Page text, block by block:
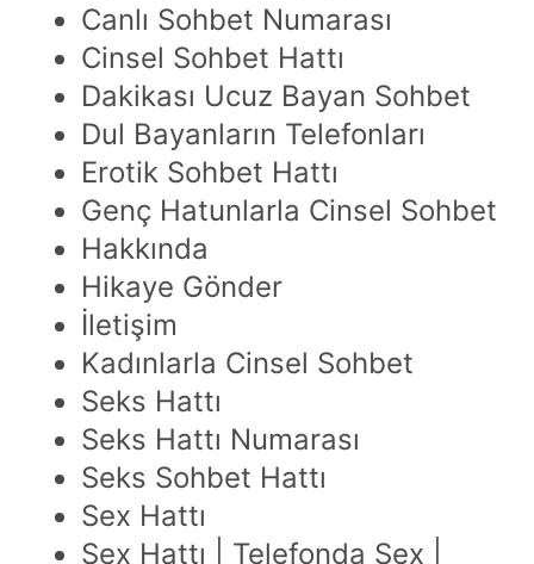
Canlı Sohbet Numarası
Cinsel Sohbet Hattı
Dakikası Ucuz Bayan Sohbet
Dul Bayanların Telefonları
Erotik Sohbet Hattı
Genç Hatunlarla Cinsel Sohbet
Hakkında
Hikaye Gönder
İletişim
Kadınlarla Cinsel Sohbet
Seks Hattı
Seks Hattı Numarası
Seks Sohbet Hattı
Sex Hattı
Sex Hattı | Telefonda Sex |